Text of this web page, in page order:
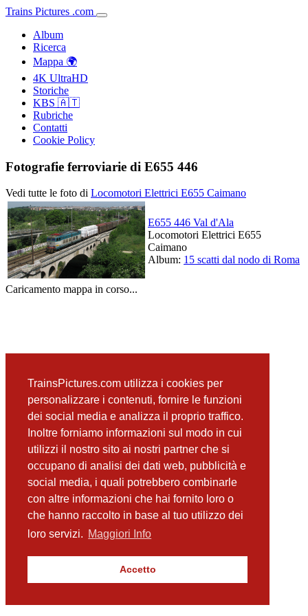
TrainsPictures.com utilizza i cookies per
personalizzare i contenuti, fornire le funzioni
dei social media e analizza il proprio traffico.
Inoltre forniamo informazioni sul modo in cui
utilizzi il nostro sito ai nostri partner che si
occupano di analisi dei dati web, pubblicità e
social media, i quali potrebbero combinarle
con altre informazioni che hai fornito loro o
che hanno raccolto in base al tuo utilizzo dei
loro servizi. Maggiori Info
Accetto
Trains Pictures .com
Album
Ricerca
Mappa 🌍
4K UltraHD
Storiche
KBS 🇦🇹
Rubriche
Contatti
Cookie Policy
Fotografie ferroviarie di E655 446
Vedi tutte le foto di Locomotori Elettrici E655 Caimano
E655 446 Val d'Ala
Locomotori Elettrici E655
Caimano
Album: 15 scatti dal nodo di Roma
Caricamento mappa in corso...